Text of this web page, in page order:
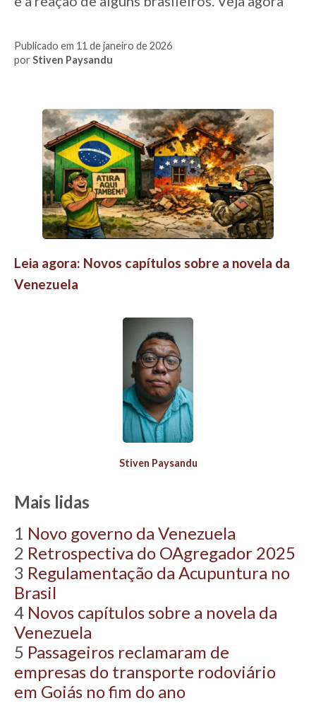
Publicado em 11 de janeiro de 2026
por Stiven Paysandu
Leia agora: Novos capítulos sobre a novela da
Venezuela
Stiven Paysandu
Mais lidas
1 Novo governo da Venezuela
2 Retrospectiva do OAgregador 2025
3 Regulamentação da Acupuntura no
Brasil
4 Novos capítulos sobre a novela da
Venezuela
5 Passageiros reclamaram de
empresas do transporte rodoviário
em Goiás no fim do ano